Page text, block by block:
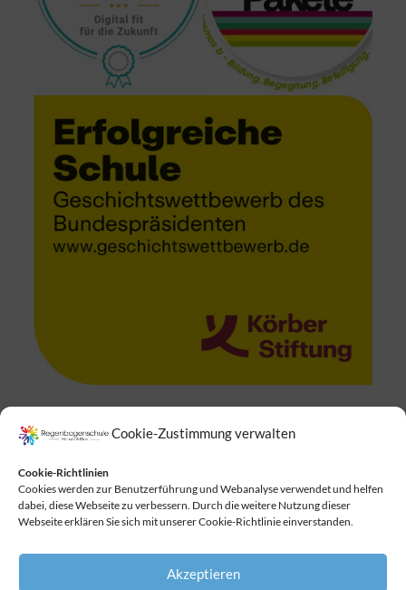
Cookie-Zustimmung verwalten
Cookie-Richtlinien
Cookies werden zur Benutzerführung und Webanalyse verwendet und helfen
dabei, diese Webseite zu verbessern. Durch die weitere Nutzung dieser
Webseite erklären Sie sich mit unserer Cookie-Richtlinie einverstanden.
Akzeptieren
Copyright © 2026 Regenbogenschule